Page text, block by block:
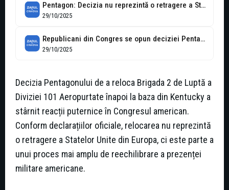
Pentagon: Decizia nu reprezintă o retragere a Statelor Unite din Europa
29/10/2025
Republicani din Congres se opun deciziei Pentagonului de a reduce prezența trupelor...
29/10/2025
Decizia Pentagonului de a reloca Brigada 2 de Luptă a
Diviziei 101 Aeropurtate înapoi la baza din Kentucky a
stârnit reacții puternice în Congresul american.
Conform declarațiilor oficiale, relocarea nu reprezintă
o retragere a Statelor Unite din Europa, ci este parte a
unui proces mai amplu de reechilibrare a prezenței
militare americane.